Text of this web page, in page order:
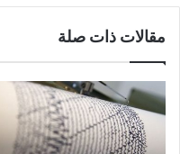
مقالات ذات صلة